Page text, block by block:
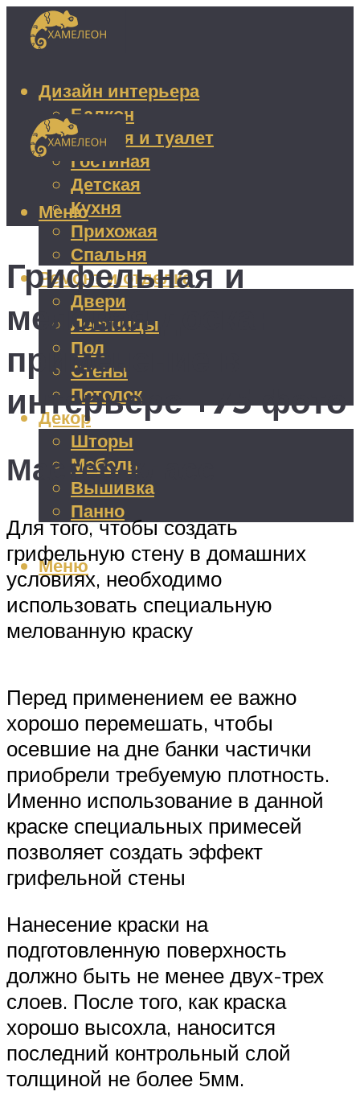
Дизайн интерьера
Балкон
Ванная и туалет
Гостиная
Детская
Кухня
Прихожая
Спальня
Ремонт и отделка
Двери
Лестницы
Пол
Стены
Потолок
Декор
Шторы
Мебель
Вышивка
Панно
Меню
Меню
Грифельная и
меловая доска:
применение в
интерьере +75 фото
Мастер-класс
Для того, чтобы создать
грифельную стену в домашних
условиях, необходимо
использовать специальную
мелованную краску
Перед применением ее важно
хорошо перемешать, чтобы
осевшие на дне банки частички
приобрели требуемую плотность.
Именно использование в данной
краске специальных примесей
позволяет создать эффект
грифельной стены
Нанесение краски на
подготовленную поверхность
должно быть не менее двух-трех
слоев. После того, как краска
хорошо высохла, наносится
последний контрольный слой
толщиной не более 5мм.